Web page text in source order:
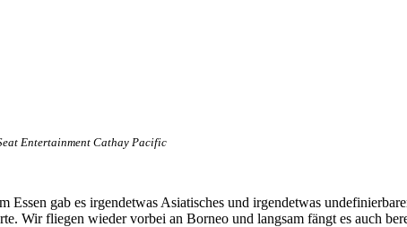
Entertainment Cathay Pacific
Essen gab es irgendetwas Asiatisches und irgendetwas
Wir fliegen wieder vorbei an Borneo und langsam fängt es auch